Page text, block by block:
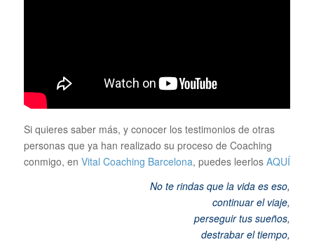
Si quieres saber más, y conocer los testimonios de otras
personas que ya han realizado su proceso de Coaching
conmigo, en Vital Coaching Barcelona, puedes leerlos AQUÍ
No te rindas que la vida es eso,
continuar el viaje,
perseguir tus sueños,
destrabar el tiempo,